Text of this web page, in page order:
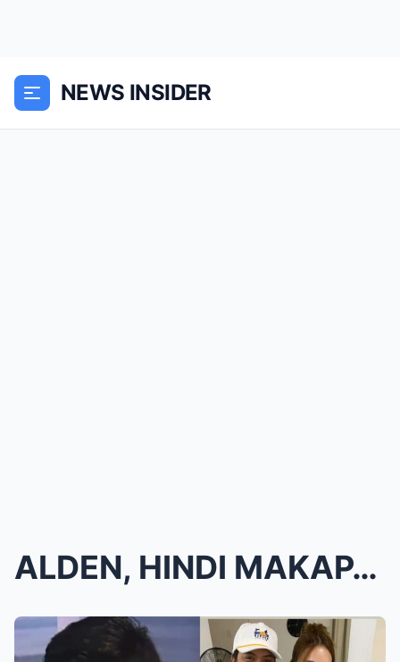
NEWS INSIDER
ALDEN, HINDI MAKAPANIWALA sa SINABI ni KATHRYN BER...